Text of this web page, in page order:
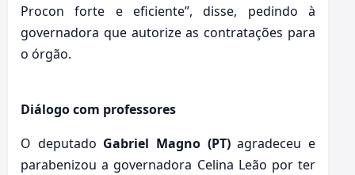
Procon forte e eficiente”, disse, pedindo à
governadora que autorize as contratações para
o órgão.
Diálogo com professores
O deputado Gabriel Magno (PT)agradeceu e
parabenizou a governadora Celina Leão por ter